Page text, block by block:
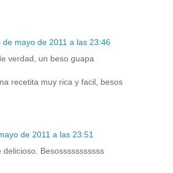
de mayo de 2011 a las 23:46
verdad, un beso guapa
recetita muy rica y facil, besos
de 2011 a las 23:51
delicioso. Besosssssssssss